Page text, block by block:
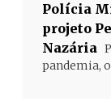
Polícia
projeto
Nazária
pandemia,